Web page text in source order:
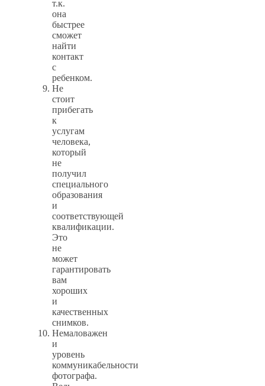
т.к.
она
быстрее
сможет
найти
контакт
с
ребенком.
Не
стоит
прибегать
к
услугам
человека,
который
не
получил
специального
образования
и
соответствующей
квалификации.
Это
не
может
гарантировать
вам
хороших
и
качественных
снимков.
Немаловажен
и
уровень
коммуникабельности
фотографа.